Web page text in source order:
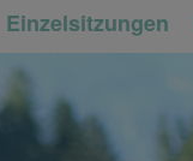
Einzelsitzungen